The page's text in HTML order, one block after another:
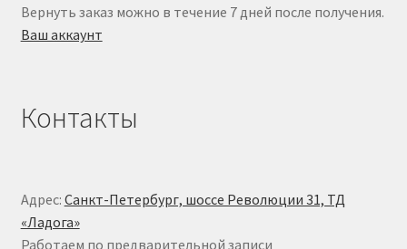
Вернуть заказ можно в течение 7 дней после получения.
Ваш аккаунт
Контакты
Адрес: Санкт-Петербург, шоссе Революции 31, ТД
«Ладога»
Работаем по предварительной записи